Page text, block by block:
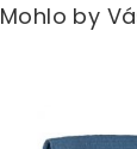
Mohlo by